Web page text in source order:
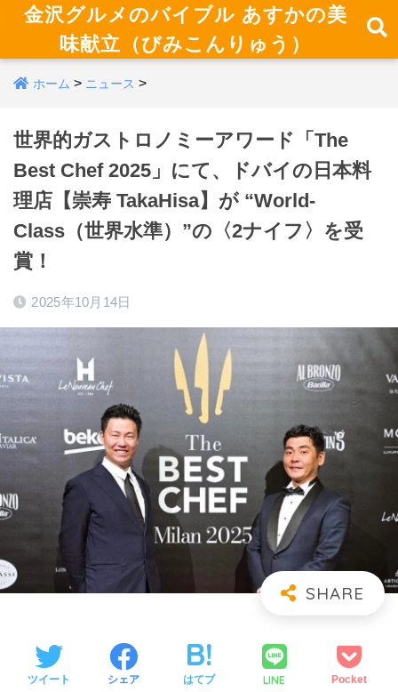
金沢グルメのバイブル あすかの美
味献立（びみこんりゅう）
ホーム > ニュース >
世界的ガストロノミーアワード「The
Best Chef 2025」にて、ドバイの日本料
理店【崇寿 TakaHisa】が “World-
Class（世界水準）”の〈2ナイフ〉を受
賞！
2025年10月14日
ツイート シェア はてブ LINE Pocket